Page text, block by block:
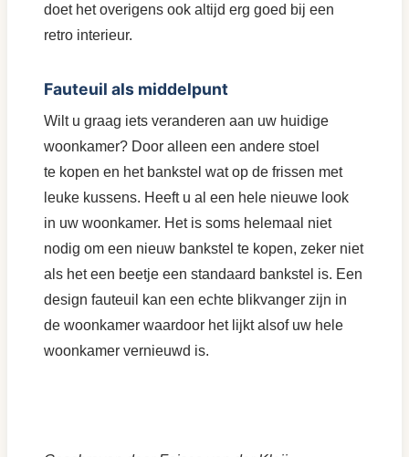
doet het overigens ook altijd erg goed bij een
retro interieur.
Fauteuil als middelpunt
Wilt u graag iets veranderen aan uw huidige
woonkamer? Door alleen een andere stoel
te kopen en het bankstel wat op de frissen met
leuke kussens. Heeft u al een hele nieuwe look
in uw woonkamer. Het is soms helemaal niet
nodig om een nieuw bankstel te kopen, zeker niet
als het een beetje een standaard bankstel is. Een
design fauteuil kan een echte blikvanger zijn in
de woonkamer waardoor het lijkt alsof uw hele
woonkamer vernieuwd is.